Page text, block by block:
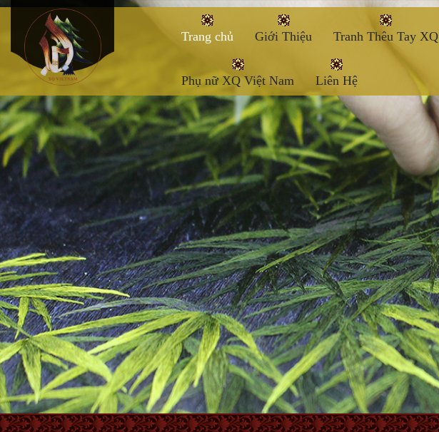
Trang chủ Giới Thiệu Tranh Thêu Tay XQ
Phụ nữ XQ Việt Nam Liên Hệ